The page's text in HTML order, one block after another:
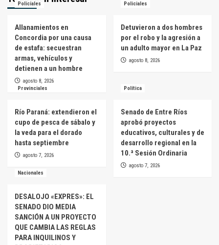
Policiales
Allanamientos en
Concordia por una causa
de estafa: secuestran
armas, vehículos y
detienen a un hombre
agosto 8, 2026
Policiales
Detuvieron a dos hombres
por el robo y la agresión a
un adulto mayor en La Paz
agosto 8, 2026
Provinciales
Río Paraná: extendieron el
cupo de pesca de sábalo y
la veda para el dorado
hasta septiembre
agosto 7, 2026
Política
Senado de Entre Ríos
aprobó proyectos
educativos, culturales y de
desarrollo regional en la
10.ª Sesión Ordinaria
agosto 7, 2026
Nacionales
DESALOJO «EXPRES»: EL
SENADO DIO MEDIA
SANCIÓN A UN PROYECTO
QUE CAMBIA LAS REGLAS
PARA INQUILINOS Y